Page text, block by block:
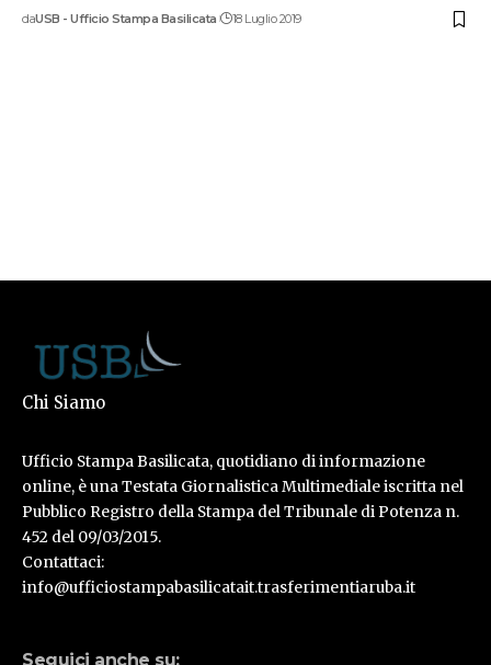
daUSB - Ufficio Stampa Basilicata 18 Luglio 2019
Chi Siamo
Ufficio Stampa Basilicata, quotidiano di informazione
online, è una Testata Giornalistica Multimediale iscritta nel
Pubblico Registro della Stampa del Tribunale di Potenza n.
452 del 09/03/2015.
Contattaci:
info@ufficiostampabasilicatait.trasferimentiaruba.it
Seguici anche su: